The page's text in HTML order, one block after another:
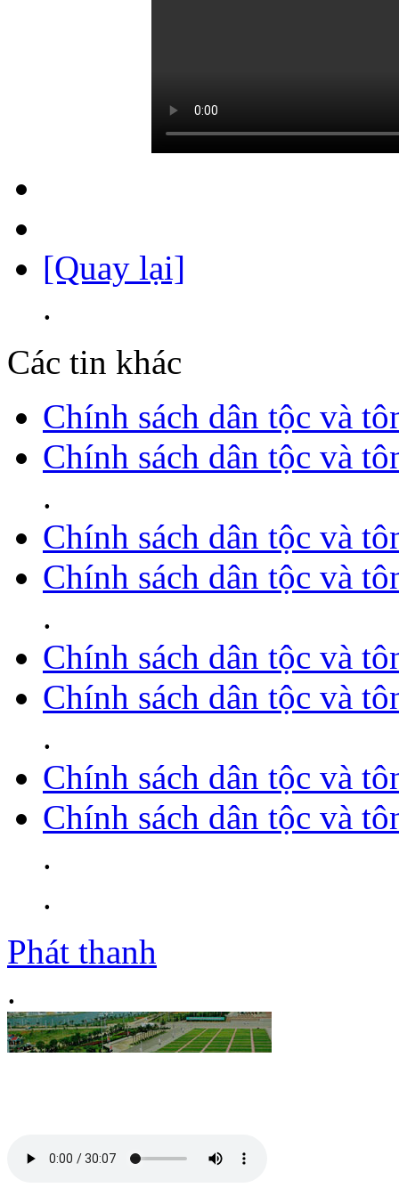
[Quay lại]
.
Các tin khác
Chính sách dân tộc và
Chính sách dân tộc và
.
Chính sách dân tộc và
Chính sách dân tộc và
.
Chính sách dân tộc và
Chính sách dân tộc và
.
Chính sách dân tộc và
Chính sách dân tộc và
.
.
Phát thanh
.